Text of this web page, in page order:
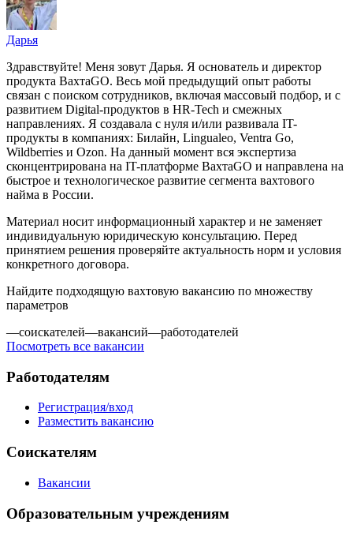
Дарья
Здравствуйте! Меня зовут Дарья. Я основатель и директор
продукта ВахтаGO. Весь мой предыдущий опыт работы
связан с поиском сотрудников, включая массовый подбор, и с
развитием Digital-продуктов в HR-Tech и смежных
направлениях. Я создавала с нуля и/или развивала IT-
продукты в компаниях: Билайн, Lingualeo, Ventra Go,
Wildberries и Ozon. На данный момент вся экспертиза
сконцентрирована на IT-платформе ВахтаGO и направлена на
быстрое и технологическое развитие сегмента вахтового
найма в России.
Материал носит информационный характер и не заменяет
индивидуальную юридическую консультацию. Перед
принятием решения проверяйте актуальность норм и условия
конкретного договора.
Найдите подходящую вахтовую вакансию по множеству
параметров
—соискателей—вакансий—работодателей
Посмотреть все вакансии
Работодателям
Регистрация/вход
Разместить вакансию
Соискателям
Вакансии
Образовательным учреждениям